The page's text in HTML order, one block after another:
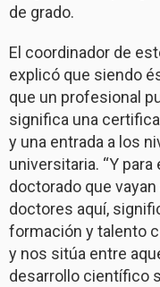
de grado.
El coordinador de
explicó que siendo
que un profesional
significa una
y una entrada a los
universitaria. “Y
doctorado que
doctores aquí,
formación y talento
y nos sitúa entre
desarrollo científico